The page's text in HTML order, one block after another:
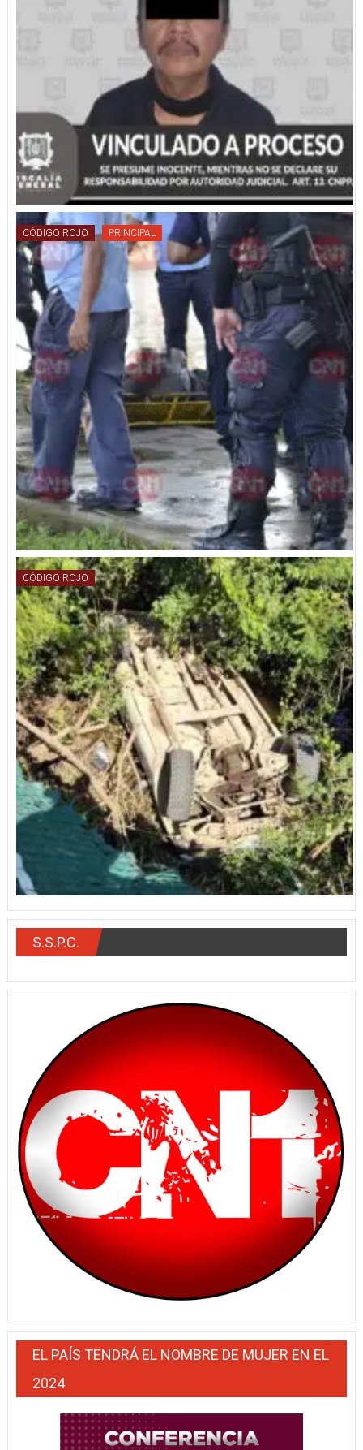
CÓDIGO ROJO PRINCIPAL
CÓDIGO ROJO
S.S.P.C.
EL PAÍS TENDRÁ EL NOMBRE DE MUJER EN EL
2024